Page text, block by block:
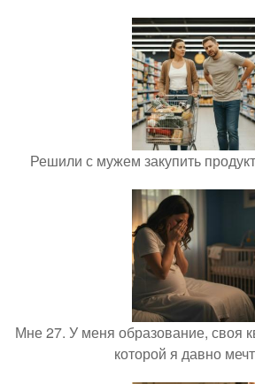
Решили с мужем закупить
Мне 27. У меня образование, своя
которой я давно